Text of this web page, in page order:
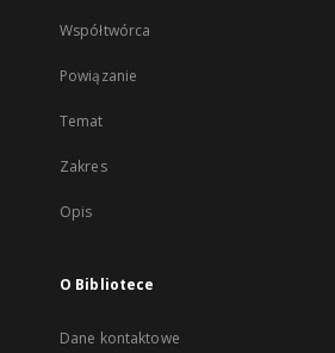
Współtwórca
Powiązanie
Temat
Zakres
Opis
O Bibliotece
Dane kontaktowe